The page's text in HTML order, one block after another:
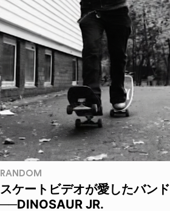
RANDOM
スケートビデオが愛したバンド
──DINOSAUR JR.